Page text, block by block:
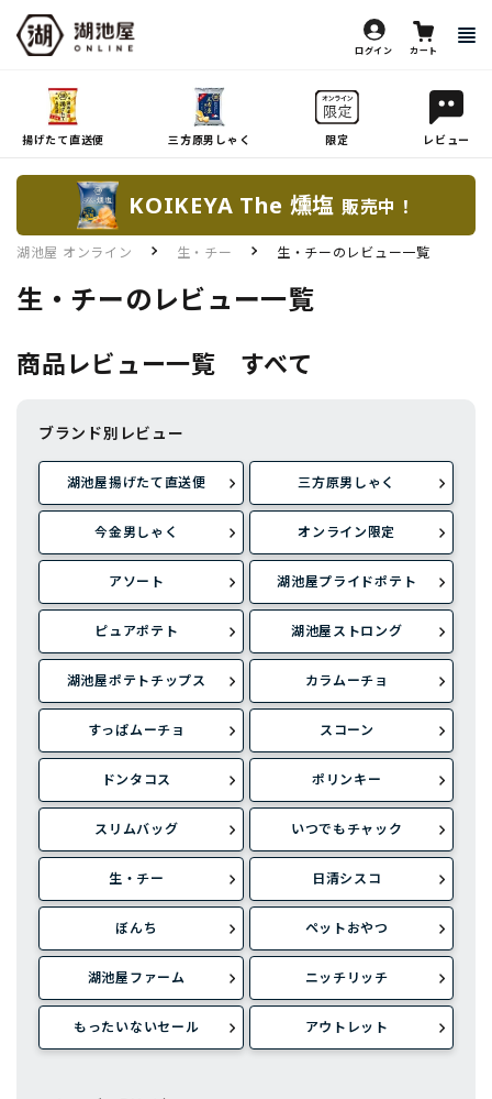
ログイン カート
揚げたて直送便 三方原男しゃく 限定 レビュー
KOIKEYA The 燻塩 販売中！
湖池屋 オンライン 生・チー 生・チーのレビュー一覧
生・チーのレビュー一覧
商品レビュー一覧 すべて
ブランド別レビュー
湖池屋揚げたて直送便 三方原男しゃく
今金男しゃく オンライン限定
アソート 湖池屋プライドポテト
ピュアポテト 湖池屋ストロング
湖池屋ポテトチップス カラムーチョ
すっぱムーチョ スコーン
ドンタコス ポリンキー
スリムバッグ いつでもチャック
生・チー 日清シスコ
ぼんち ペットおやつ
湖池屋ファーム ニッチリッチ
もったいないセール アウトレット